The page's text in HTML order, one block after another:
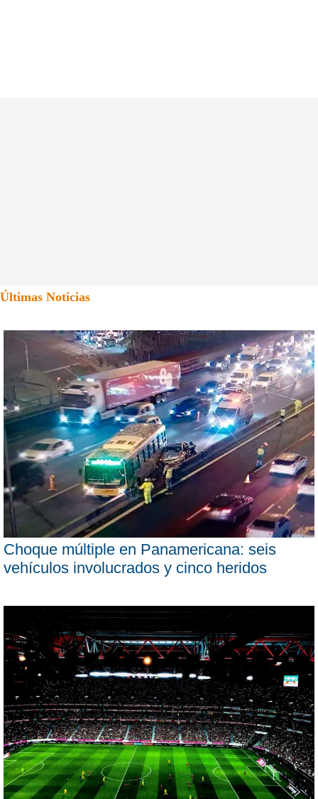
Últimas Noticias
Choque múltiple en Panamericana: seis
vehículos involucrados y cinco heridos